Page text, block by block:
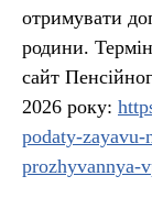
отримувати
родини. Термін
сайт
2026 року:
podaty-
prozhyvannya-